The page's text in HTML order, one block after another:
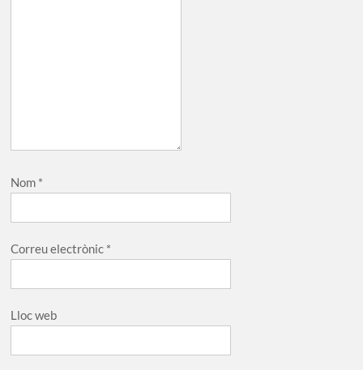
Nom *
Correu electrònic *
Lloc web